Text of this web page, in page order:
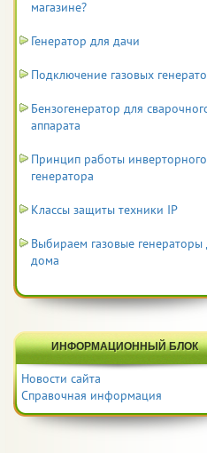
магазине?
Генератор для дачи
Подключение газовых
Бензогенератор для
аппарата
Принцип работы инверторного
генератора
Классы защиты техники IP
Выбираем газовые генераторы
дома
ИНФОРМАЦИОННЫЙ БЛОК
Новости сайта
Справочная информация